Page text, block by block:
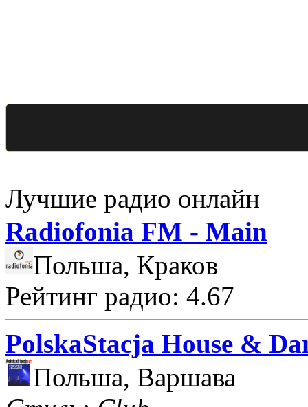
Лучшие радио онлайн
Radiofonia FM - Main
Польша, Краков
Рейтинг радио: 4.67
PolskaStacja House &
Польша, Варшава